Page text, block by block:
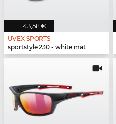
43,58 €
UVEX SPORTS
sportstyle 230 - white mat